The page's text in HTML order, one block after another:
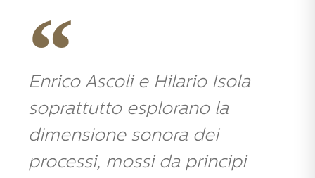
Enrico Ascoli e Hilario Isola
soprattutto esplorano la
dimensione sonora dei
processi, mossi da principi